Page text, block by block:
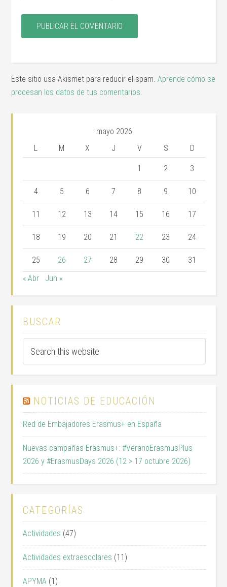
Este sitio usa Akismet para reducir el spam.Aprende cómo se
procesan los datos de tus comentarios.
mayo 2026
L
M X J V S D
1 2 3
4 5 6 7 8 9 10
11 12 13 14 15 16 17
18 19 20 21 22 23 24
25 26 27 28 29 30
31
« Abr
Jun »
BUSCAR
NOTICIAS DE EDUCACIÓN
Red de Embajadores Erasmus+ en España
Nuevas campañas Erasmus+: #VeranoErasmusPlus
2026 y #ErasmusDays 2026 (12 > 17 octubre 2026)
CATEGORÍAS
Actividades (47)
Actividades extraescolares (11)
APYMA (1)